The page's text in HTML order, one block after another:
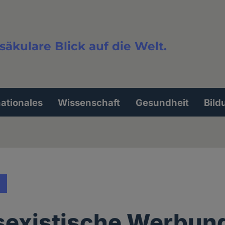
Blick auf die Welt.
Wissenschaft Gesundheit